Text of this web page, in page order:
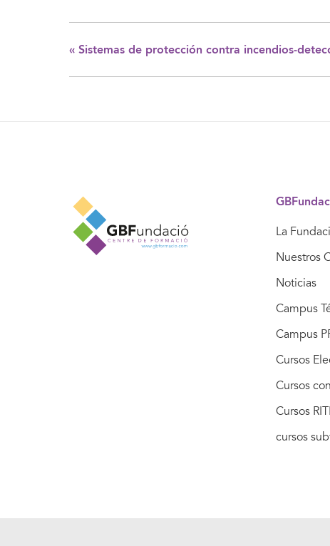
« Sistemas de protección contra incendios-
La
Nuestros
Noticias
Campus
Campus
Cursos
Cursos
Cursos
cursos